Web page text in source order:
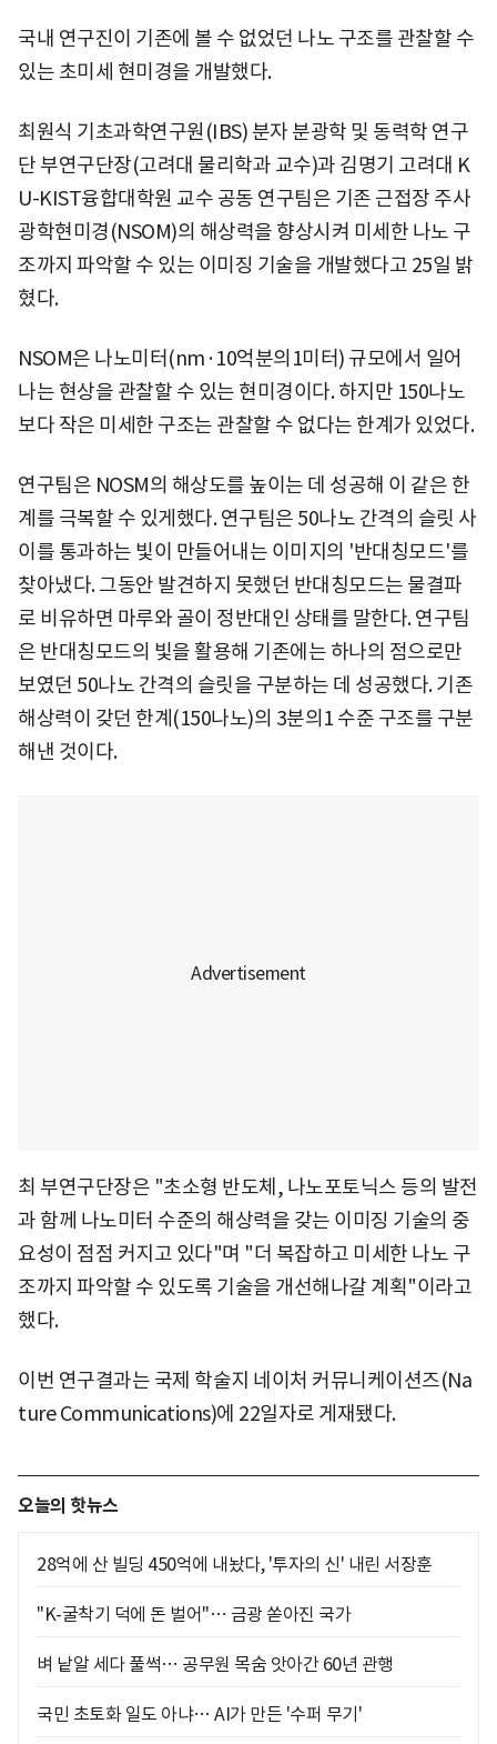
국내 연구진이 기존에 볼 수 없었던 나노 구조를 관찰할 수
있는 초미세 현미경을 개발했다.
최원식 기초과학연구원(IBS) 분자 분광학 및 동력학 연구
단 부연구단장(고려대 물리학과 교수)과 김명기 고려대 K
U-KIST융합대학원 교수 공동 연구팀은 기존 근접장 주사
광학현미경(NSOM)의 해상력을 향상시켜 미세한 나노 구
조까지 파악할 수 있는 이미징 기술을 개발했다고 25일 밝
혔다.
NSOM은 나노미터(nm·10억분의1미터) 규모에서 일어
나는 현상을 관찰할 수 있는 현미경이다. 하지만 150나노
보다 작은 미세한 구조는 관찰할 수 없다는 한계가 있었다.
연구팀은 NOSM의 해상도를 높이는 데 성공해 이 같은 한
계를 극복할 수 있게했다. 연구팀은 50나노 간격의 슬릿 사
이를 통과하는 빛이 만들어내는 이미지의 '반대칭모드'를
찾아냈다. 그동안 발견하지 못했던 반대칭모드는 물결파
로 비유하면 마루와 골이 정반대인 상태를 말한다. 연구팀
은 반대칭모드의 빛을 활용해 기존에는 하나의 점으로만
보였던 50나노 간격의 슬릿을 구분하는 데 성공했다. 기존
해상력이 갖던 한계(150나노)의 3분의1 수준 구조를 구분
해낸 것이다.
최 부연구단장은 "초소형 반도체, 나노포토닉스 등의 발전
과 함께 나노미터 수준의 해상력을 갖는 이미징 기술의 중
요성이 점점 커지고 있다"며 "더 복잡하고 미세한 나노 구
조까지 파악할 수 있도록 기술을 개선해나갈 계획"이라고
했다.
이번 연구결과는 국제 학술지 네이처 커뮤니케이션즈(Na
ture Communications)에 22일자로 게재됐다.
오늘의 핫뉴스
28억에 산 빌딩 450억에 내놨다, '투자의 신' 내린 서장훈
"K-굴착기 덕에 돈 벌어"… 금광 쏟아진 국가
벼 낱알 세다 풀썩… 공무원 목숨 앗아간 60년 관행
국민 초토화 일도 아냐… AI가 만든 '수퍼 무기'